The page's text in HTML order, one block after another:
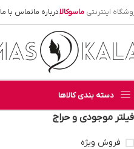
اینترنتی ماسوکالادرباره ماتماس با ما
دسته بندی کالاها
فیلتر موجودی و حراج
فروش ویژه